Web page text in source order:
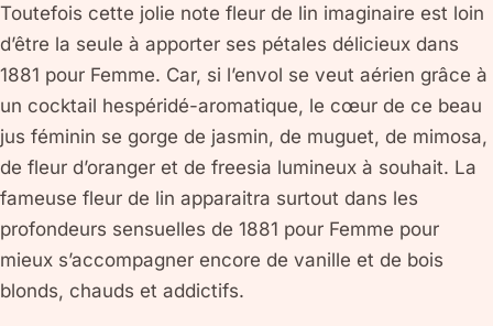
Toutefois cette jolie note fleur de lin imaginaire est loin
d’être la seule à apporter ses pétales délicieux dans
1881 pour Femme. Car, si l’envol se veut aérien grâce à
un cocktail hespéridé-aromatique, le cœur de ce beau
jus féminin se gorge de jasmin, de muguet, de mimosa,
de fleur d’oranger et de freesia lumineux à souhait. La
fameuse fleur de lin apparaitra surtout dans les
profondeurs sensuelles de 1881 pour Femme pour
mieux s’accompagner encore de vanille et de bois
blonds, chauds et addictifs.